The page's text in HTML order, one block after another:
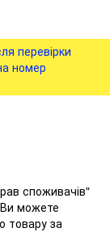
перевірки
номер
споживачів"
Ви можете
товару за